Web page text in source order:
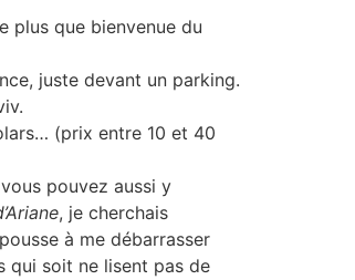
plus que bienvenue du
juste devant un parking.
(prix entre 10 et 40
pouvez aussi y
, je cherchais
à me débarrasser
qui soit ne lisent pas de